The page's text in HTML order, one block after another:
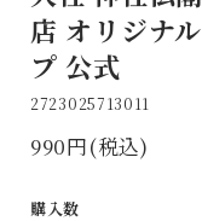
店 オリジナ
プ 公式
2723025713011
990円(税込)
購入数